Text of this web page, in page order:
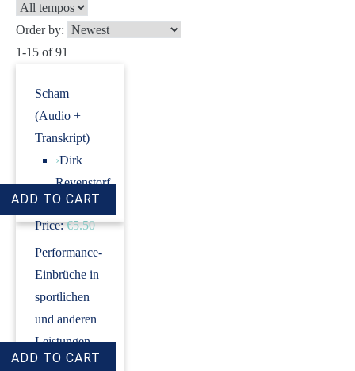
Order by:
1-15 of 91
Scham
(Audio +
Transkript)
›Dirk
Revenstorf
Price: €5.50
Performance-
Einbrüche in
sportlichen
und anderen
Leistungen
(Audio +